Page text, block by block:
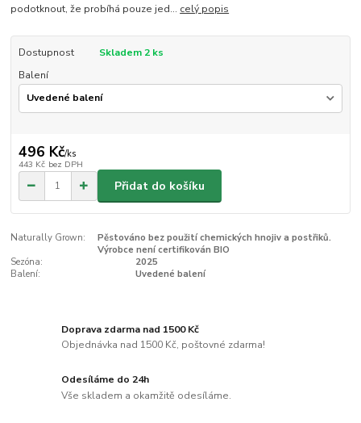
podotknout, že probíhá pouze jed... celý popis
Dostupnost
Skladem 2 ks
Balení
496 Kč/ks
443 Kč bez DPH
Přidat do košíku
Naturally Grown:
Pěstováno bez použití chemických hnojiv a postřiků.
Výrobce není certifikován BIO
Sezóna:
2025
Balení:
Uvedené balení
Doprava zdarma nad 1500 Kč
Objednávka nad 1500 Kč, poštovné zdarma!
Odesíláme do 24h
Vše skladem a okamžitě odesíláme.